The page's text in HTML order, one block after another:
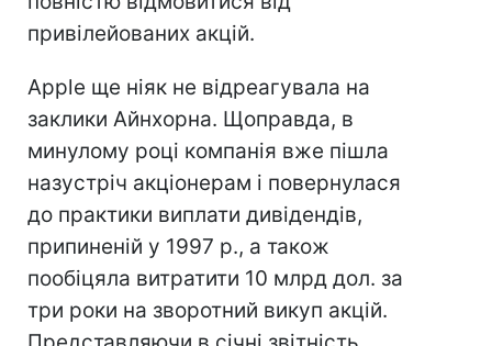
привілейованих акцій.
Apple ще ніяк не відреагувала на
заклики Айнхорна. Щоправда, в
минулому році компанія вже пішла
назустріч акціонерам і повернулася
до практики виплати дивідендів,
припиненій у 1997 р., а також
пообіцяла витратити 10 млрд дол. за
три роки на зворотний викуп акцій.